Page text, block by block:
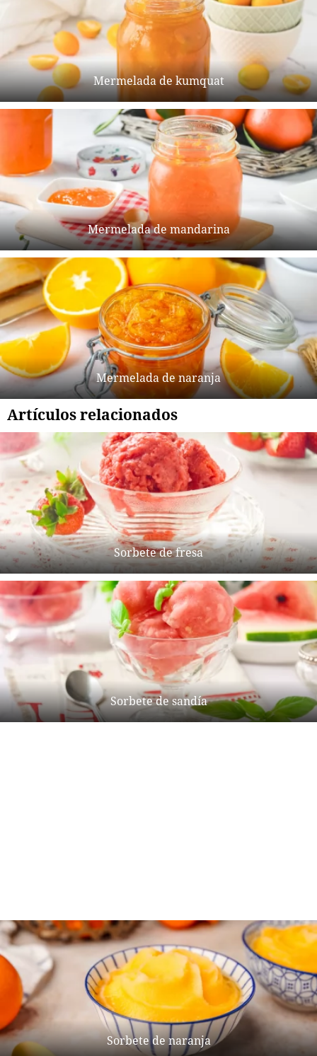
Mermelada de kumquat
Mermelada de mandarina
Mermelada de naranja
Artículos relacionados
Sorbete de fresa
Sorbete de sandía
Sorbete de naranja